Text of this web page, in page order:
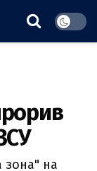
зона" на